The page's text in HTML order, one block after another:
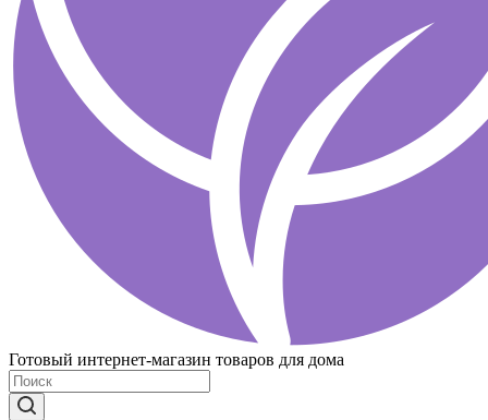
Готовый интернет-магазин товаров для дома